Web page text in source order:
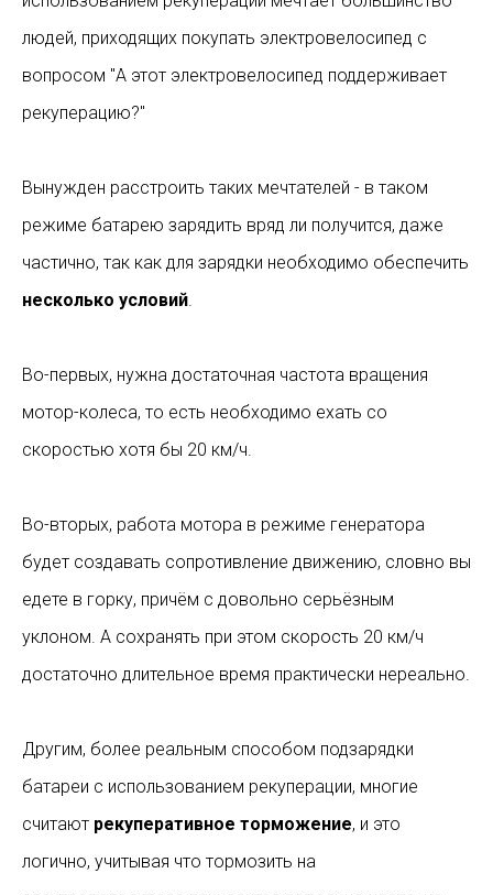
людей, приходящих покупать электровелосипед с
вопросом "А этот электровелосипед поддерживает
рекуперацию?"
Вынужден расстроить таких мечтателей - в таком
режиме батарею зарядить вряд ли получится, даже
частично, так как для зарядки необходимо обеспечить
несколько условий
Во-первых, нужна достаточная частота вращения
мотор-колеса, то есть необходимо ехать со
скоростью хотя бы 20 км/ч.
Во-вторых, работа мотора в режиме генератора
будет создавать сопротивление движению, словно вы
едете в горку, причём с довольно серьёзным
уклоном. А сохранять при этом скорость 20 км/ч
достаточно длительное время практически нереально.
Другим, более реальным способом подзарядки
батареи с использованием рекуперации, многие
считают рекуперативное торможение, и это
логично, учитывая что тормозить на